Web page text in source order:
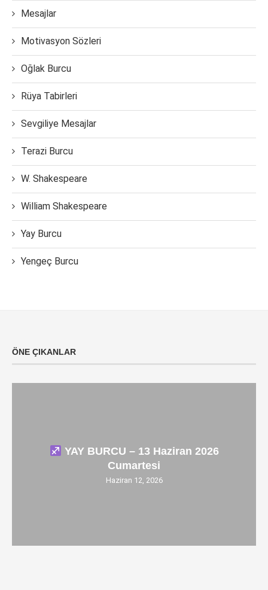
Mesajlar
Motivasyon Sözleri
Oğlak Burcu
Rüya Tabirleri
Sevgiliye Mesajlar
Terazi Burcu
W. Shakespeare
William Shakespeare
Yay Burcu
Yengeç Burcu
ÖNE ÇIKANLAR
YAY BURCU – 13 Haziran 2026
Cumartesi
Haziran 12, 2026